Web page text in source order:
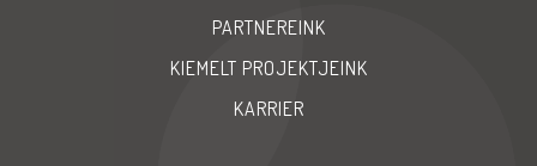
PARTNEREINK
KIEMELT PROJEKTJEINK
KARRIER